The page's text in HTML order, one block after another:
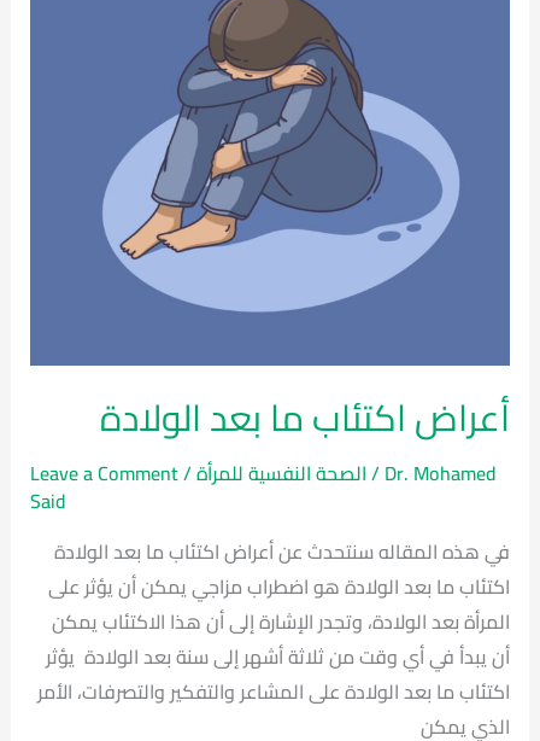
أعراض اكتئاب ما بعد الولادة
Leave a Comment/الصحة النفسية للمرأة/Dr. Mohamed
Said
في هذه المقاله سنتحدث عن أعراض اكتئاب ما بعد الولادة
اكتئاب ما بعد الولادة هو اضطراب مزاجي يمكن أن يؤثر على
المرأة بعد الولادة، وتجدر الإشارة إلى أن هذا الاكتئاب يمكن
أن يبدأ في أي وقت من ثلاثة أشهر إلى سنة بعد الولادة يؤثر
اكتئاب ما بعد الولادة على المشاعر والتفكير والتصرفات، الأمر
الذي يمكن